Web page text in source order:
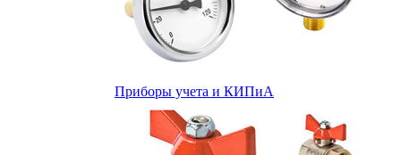
Приборы учета и КИПиА